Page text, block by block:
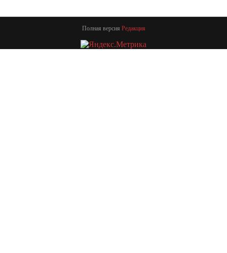
Полная версия Редакция